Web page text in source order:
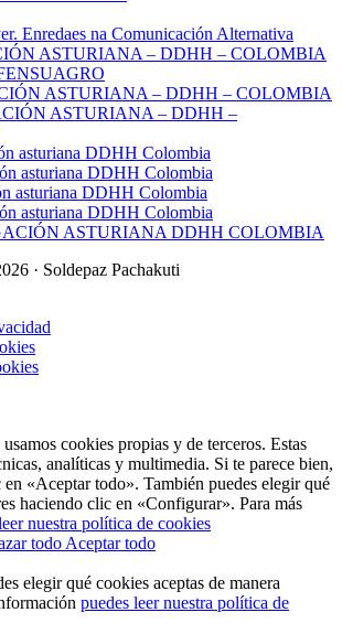
Enredaes na Comunicación Alternativa
ASTURIANA – DDHH – COLOMBIA
ASTURIANA – DDHH – COLOMBIA
ASTURIANA – DDHH –
asturiana DDHH Colombia
asturiana DDHH Colombia
asturiana DDHH Colombia
asturiana DDHH Colombia
ASTURIANA DDHH COLOMBIA
· Soldepaz Pachakuti
cookies propias y de terceros. Estas
analíticas y multimedia. Si te parece bien,
«Aceptar todo». También puedes elegir qué
haciendo clic en «Configurar». Para más
nuestra política de cookies
todo Aceptar todo
elegir qué cookies aceptas de manera
puedes leer nuestra política de